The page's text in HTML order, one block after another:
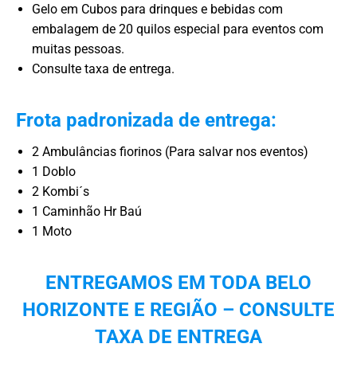
Gelo em Cubos para drinques e bebidas com
embalagem de 20 quilos especial para eventos com
muitas pessoas.
Consulte taxa de entrega.
Frota padronizada de entrega:
2 Ambulâncias fiorinos (Para salvar nos eventos)
1 Doblo
2 Kombi´s
1 Caminhão Hr Baú
1 Moto
ENTREGAMOS EM TODA BELO
HORIZONTE E REGIÃO – CONSULTE
TAXA DE ENTREGA